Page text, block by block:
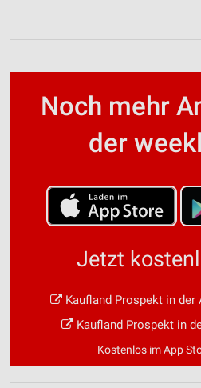
Noch mehr
der
Jetzt
Kaufland Prospekt in der
Kaufland Prospekt in
Kostenlos im App